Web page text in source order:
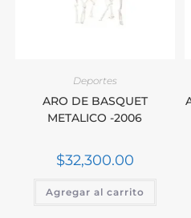
Deportes
ARO DE BASQUET
METALICO -2006
$32,300.00
Agregar al carrito